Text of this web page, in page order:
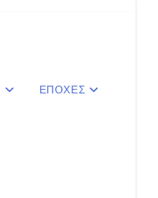
ΕΠΟΧΕΣ